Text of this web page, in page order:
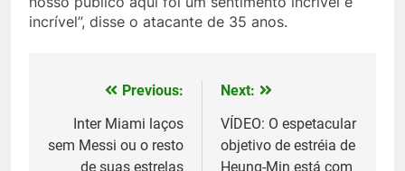
incrível”, disse o atacante de 35 anos.
navigation
Previous:
Inter Miami laços
sem Messi ou o resto
de suas estrelas
Next:
VÍDEO: O espetacular
objetivo de estréia de
Heung-Min está com